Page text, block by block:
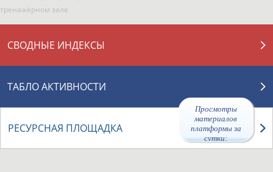
Просмотры
материалов
платформы за
сутки:
46551
тренажёрном зале
СВОДНЫЕ ИНДЕКСЫ
ТАБЛО АКТИВНОСТИ
РЕСУРСНАЯ ПЛОЩАДКА